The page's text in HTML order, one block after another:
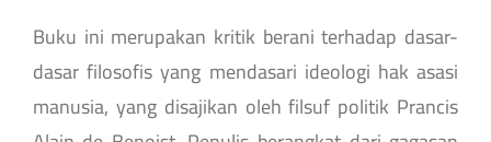
Buku ini merupakan kritik berani terhadap dasar-
dasar filosofis yang mendasari ideologi hak asasi
manusia, yang disajikan oleh filsuf politik Prancis